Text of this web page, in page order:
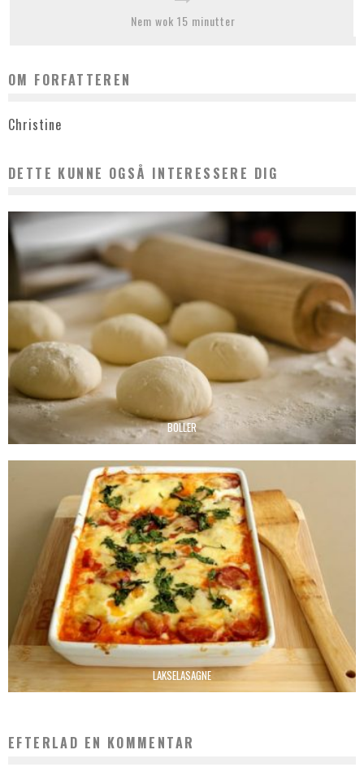
Nem wok 15 minutter
OM FORFATTEREN
Christine
DETTE KUNNE OGSÅ INTERESSERE DIG
BOLLER
LAKSELASAGNE
EFTERLAD EN KOMMENTAR